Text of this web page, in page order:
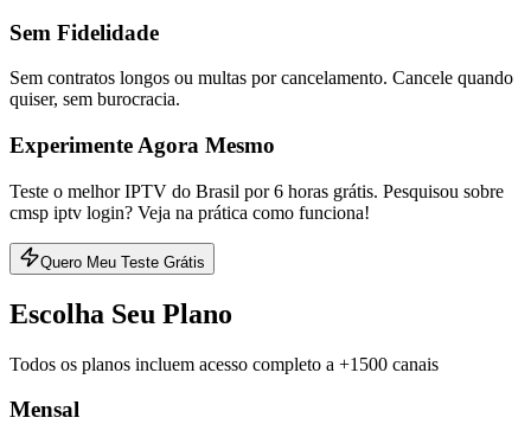
Sem Fidelidade
Sem contratos longos ou multas por cancelamento. Cancele quando
quiser, sem burocracia.
Experimente Agora Mesmo
Teste o melhor IPTV do Brasil por 6 horas grátis. Pesquisou sobre
cmsp iptv login? Veja na prática como funciona!
Quero Meu Teste Grátis
Escolha Seu Plano
Todos os planos incluem acesso completo a +1500 canais
Mensal